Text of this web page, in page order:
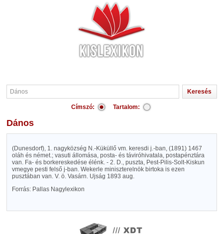
Címszó: Tartalom:
Dános
(Dunesdorf), 1. nagyközség N.-Küküllő vm. keresdi j.-ban, (1891) 1467
oláh és német.; vasuti állomása, posta- és táviróhivatala, postapénztára
van. Fa- és borkereskedése élénk. - 2. D., puszta, Pest-Pilis-Solt-Kiskun
vmegye pesti felső j-ban. Wekerle miniszterelnök birtoka is ezen
pusztában van. V. ö. Vasárn. Ujság 1893 aug.
Forrás: Pallas Nagylexikon